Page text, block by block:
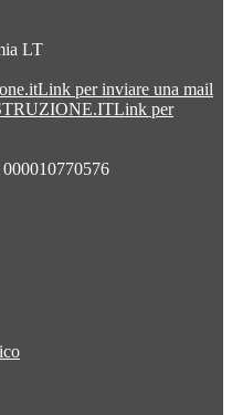
LT
Link per inviare una mail
Link per